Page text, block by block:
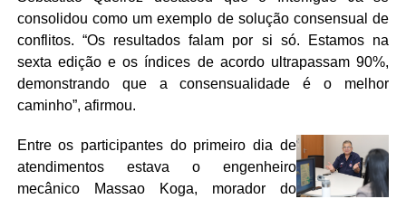
consolidou como um exemplo de solução consensual de
conflitos. “Os resultados falam por si só. Estamos na
sexta edição e os índices de acordo ultrapassam 90%,
demonstrando que a consensualidade é o melhor
caminho”, afirmou.
Entre os participantes do primeiro dia de
atendimentos estava o engenheiro
mecânico Massao Koga, morador do